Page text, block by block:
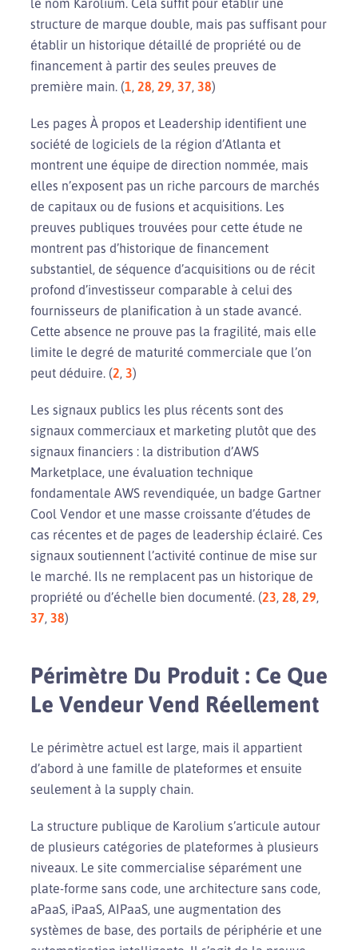
structure de marque double, mais pas suffisant pour
établir un historique détaillé de propriété ou de
financement à partir des seules preuves de
première main. (1, 28, 29, 37, 38)
Les pages À propos et Leadership identifient une
société de logiciels de la région d’Atlanta et
montrent une équipe de direction nommée, mais
elles n’exposent pas un riche parcours de marchés
de capitaux ou de fusions et acquisitions. Les
preuves publiques trouvées pour cette étude ne
montrent pas d’historique de financement
substantiel, de séquence d’acquisitions ou de récit
profond d’investisseur comparable à celui des
fournisseurs de planification à un stade avancé.
Cette absence ne prouve pas la fragilité, mais elle
limite le degré de maturité commerciale que l’on
peut déduire. (2, 3)
Les signaux publics les plus récents sont des
signaux commerciaux et marketing plutôt que des
signaux financiers : la distribution d’AWS
Marketplace, une évaluation technique
fondamentale AWS revendiquée, un badge Gartner
Cool Vendor et une masse croissante d’études de
cas récentes et de pages de leadership éclairé. Ces
signaux soutiennent l’activité continue de mise sur
le marché. Ils ne remplacent pas un historique de
propriété ou d’échelle bien documenté. (23, 28, 29,
37, 38)
Périmètre Du Produit : Ce Que
Le Vendeur Vend Réellement
Le périmètre actuel est large, mais il appartient
d’abord à une famille de plateformes et ensuite
seulement à la supply chain.
La structure publique de Karolium s’articule autour
de plusieurs catégories de plateformes à plusieurs
niveaux. Le site commercialise séparément une
plate-forme sans code, une architecture sans code,
aPaaS, iPaaS, AIPaaS, une augmentation des
systèmes de base, des portails de périphérie et une